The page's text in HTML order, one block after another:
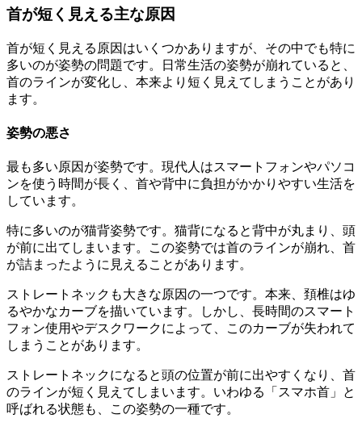
首が短く見える主な原因
首が短く見える原因はいくつかありますが、その中でも特に
多いのが姿勢の問題です。日常生活の姿勢が崩れていると、
首のラインが変化し、本来より短く見えてしまうことがあり
ます。
姿勢の悪さ
最も多い原因が姿勢です。現代人はスマートフォンやパソコ
ンを使う時間が長く、首や背中に負担がかかりやすい生活を
しています。
特に多いのが猫背姿勢です。猫背になると背中が丸まり、頭
が前に出てしまいます。この姿勢では首のラインが崩れ、首
が詰まったように見えることがあります。
ストレートネックも大きな原因の一つです。本来、頚椎はゆ
るやかなカーブを描いています。しかし、長時間のスマート
フォン使用やデスクワークによって、このカーブが失われて
しまうことがあります。
ストレートネックになると頭の位置が前に出やすくなり、首
のラインが短く見えてしまいます。いわゆる「スマホ首」と
呼ばれる状態も、この姿勢の一種です。